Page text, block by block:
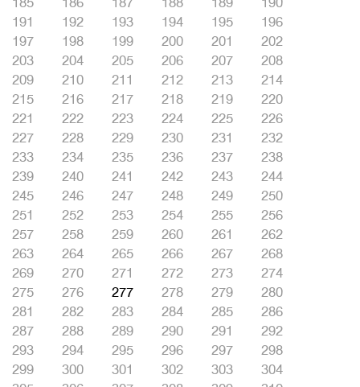
191
192 193 194 195
196
197
198 199 200 201
202
203
204 205 206 207
208
209
210 211 212 213
214
215
216 217 218 219
220
221
222 223 224 225
226
227
228 229 230 231
232
233
234 235 236 237
238
239
240 241 242 243
244
245
246 247 248 249
250
251
252 253 254 255
256
257
258 259 260 261
262
263
264 265 266 267
268
269
270 271 272 273
274
275
276 277 278 279
280
281
282 283 284 285
286
287
288 289 290 291
292
293
294 295 296 297
298
299
300 301 302 303
304